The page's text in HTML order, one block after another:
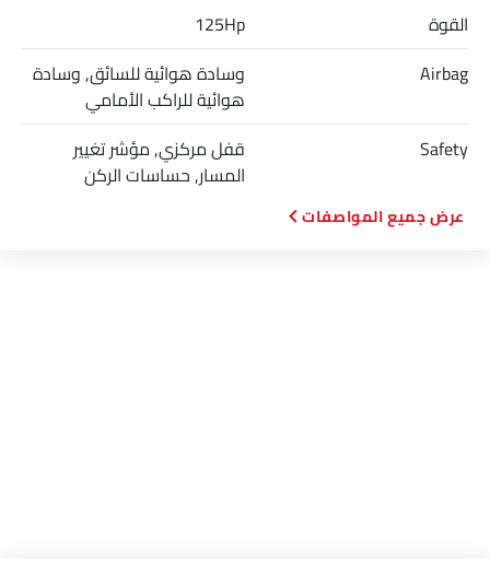
القوة
125Hp
Airbag
وسادة هوائية للسائق, وسادة
هوائية للراكب الأمامي
Safety
قفل مركزي, مؤشر تغيير
المسار, حساسات الركن
المواصفات